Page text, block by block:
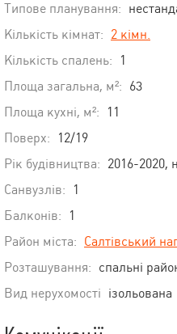
Типове планування:
Кількість кімнат: 2 кімн.
Кількість спалень:
1
Площа загальна, м²: 63
Площа кухні, м²:
11
Поверх:
12/19
Рік будівництва: 2016-2020,
Санвузлів:
1
Балконів:
1
Район міста: Салтівський
Розташування: спальні
Вид нерухомості ізольована